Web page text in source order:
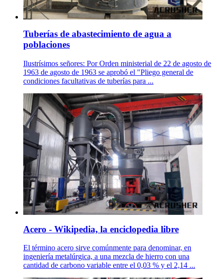
Tuberías de abastecimiento de agua a
poblaciones
Ilustrísimos señores: Por Orden ministerial de 22 de agosto de
1963 de agosto de 1963 se aprobó el "Pliego general de
condiciones facultativas de tuberías para ...
Acero - Wikipedia, la enciclopedia libre
El término acero sirve comúnmente para denominar, en
ingeniería metalúrgica, a una mezcla de hierro con una
cantidad de carbono variable entre el 0,03 % y el 2,14 ...